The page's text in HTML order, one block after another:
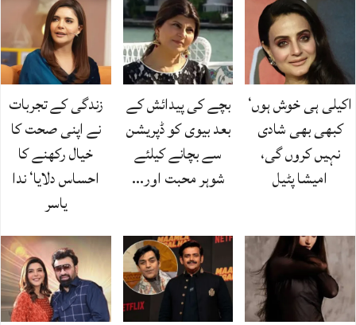
اکیلی ہی خوش ہوں‘
کبھی بھی شادی
نہیں کروں گی،
امیشا پٹیل
بچے کی پیدائش کے
بعد بیوی کو ڈپریشن
سے بچانے کیلئے
شوہر محبت اور…
زندگی کے تجربات
نے اپنی صحت کا
خیال رکھنے کا
احساس دلایا‘ ندا
یاسر